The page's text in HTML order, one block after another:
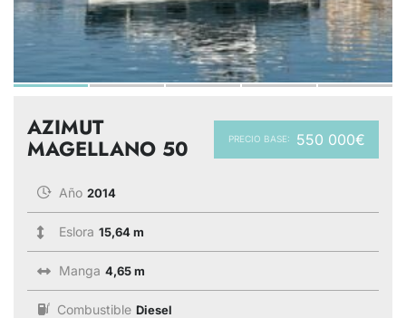
PRECIO BASE: 550 000€
AZIMUT
MAGELLANO 50
Año 2014
Eslora 15,64 m
Manga 4,65 m
Combustible Diesel